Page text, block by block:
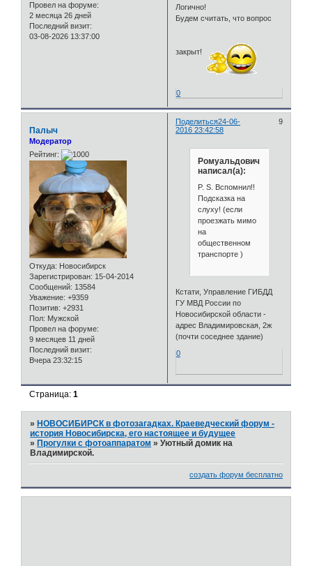
Провел на форуме:
2 месяца 26 дней
Последний визит:
03-08-2026 13:37:00
Логично!
Будем считать, что вопрос
закрыт!
0
Поделиться 9
24-06-
2016 23:42:58
Палыч
Модератор
Рейтинг:
Откуда: Новосибирск
Зарегистрирован: 15-04-2014
Сообщений: 13584
Уважение: +9359
Позитив: +2931
Пол: Мужской
Провел на форуме:
9 месяцев 11 дней
Последний визит:
Вчера 23:32:15
Ромуальдович
написал(а):
P. S. Вспомнил!!
Подсказка на
слуху! (если
проезжать мимо
на
общественном
транспорте )
Кстати, Управление ГИБДД
ГУ МВД России по
Новосибирской области -
адрес Владимировская, 2ж
(почти соседнее здание)
0
Страница:1
»НОВОСИБИРСК в фотозагадках. Краеведческий форум -
история Новосибирска, его настоящее и будущее
»Прогулки с фотоаппаратом »Уютный домик на
Владимирской.
создать форум бесплатно